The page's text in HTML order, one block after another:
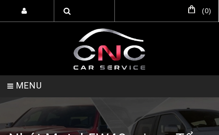
(0)
MENU
TRANG CHỦ DỊCH VỤ SẢN PHẨM